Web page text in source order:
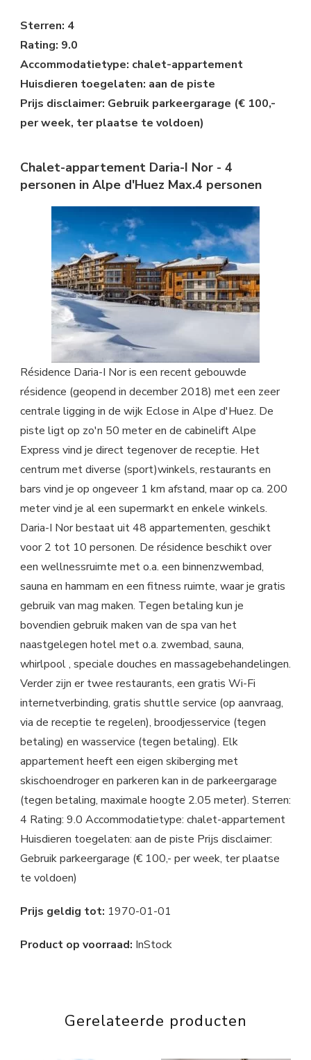
Sterren: 4
Rating: 9.0
Accommodatietype: chalet-appartement
Huisdieren toegelaten: aan de piste
Prijs disclaimer: Gebruik parkeergarage (€ 100,-
per week, ter plaatse te voldoen)
Chalet-appartement Daria-I Nor - 4
personen in Alpe d'Huez Max.4 personen
Résidence Daria-I Nor is een recent gebouwde
résidence (geopend in december 2018) met een zeer
centrale ligging in de wijk Eclose in Alpe d'Huez. De
piste ligt op zo'n 50 meter en de cabinelift Alpe
Express vind je direct tegenover de receptie. Het
centrum met diverse (sport)winkels, restaurants en
bars vind je op ongeveer 1 km afstand, maar op ca. 200
meter vind je al een supermarkt en enkele winkels.
Daria-I Nor bestaat uit 48 appartementen, geschikt
voor 2 tot 10 personen. De résidence beschikt over
een wellnessruimte met o.a. een binnenzwembad,
sauna en hammam en een fitness ruimte, waar je gratis
gebruik van mag maken. Tegen betaling kun je
bovendien gebruik maken van de spa van het
naastgelegen hotel met o.a. zwembad, sauna,
whirlpool , speciale douches en massagebehandelingen.
Verder zijn er twee restaurants, een gratis Wi-Fi
internetverbinding, gratis shuttle service (op aanvraag,
via de receptie te regelen), broodjesservice (tegen
betaling) en wasservice (tegen betaling). Elk
appartement heeft een eigen skiberging met
skischoendroger en parkeren kan in de parkeergarage
(tegen betaling, maximale hoogte 2.05 meter). Sterren:
4 Rating: 9.0 Accommodatietype: chalet-appartement
Huisdieren toegelaten: aan de piste Prijs disclaimer:
Gebruik parkeergarage (€ 100,- per week, ter plaatse
te voldoen)
Prijs geldig tot: 1970-01-01
Product op voorraad: InStock
Gerelateerde producten